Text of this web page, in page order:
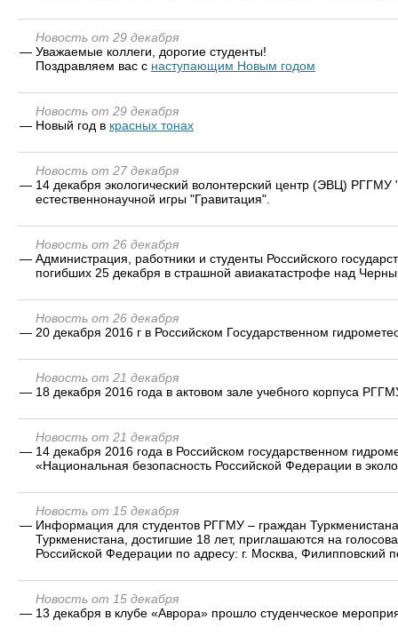
Новость от 29 декабря
— Уважаемые коллеги, дорогие студенты!
Поздравляем вас с наступающим Новым годом
Новость от 29 декабря
— Новый год в красных тонах
Новость от 27 декабря
— 14 декабря экологический волонтерский центр (ЭВЦ)
естественнонаучной игры "Гравитация".
Новость от 26 декабря
— Администрация, работники и студенты Российского
погибших 25 декабря в страшной авиакатастрофе над
Новость от 26 декабря
— 20 декабря 2016 г в Российском Государственном
Новость от 21 декабря
— 18 декабря 2016 года в актовом зале учебного корпуса
Новость от 21 декабря
— 14 декабря 2016 года в Российском государственном
«Национальная безопасность Российской Федерации в
Новость от 15 декабря
— Информация для студентов РГГМУ – граждан
Туркменистана, достигшие 18 лет, приглашаются на
Российской Федерации по адресу: г. Москва,
Новость от 15 декабря
— 13 декабря в клубе «Аврора» прошло студенческое